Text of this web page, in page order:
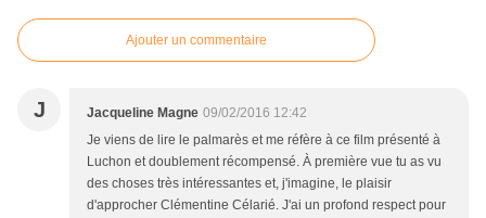
Ajouter un commentaire
J Jacqueline Magne 09/02/2016 12:42
Je viens de lire le palmarès et me réfère à ce film présenté à
Luchon et doublement récompensé. À première vue tu as vu
des choses très intéressantes et, j'imagine, le plaisir
d'approcher Clémentine Célarié. J'ai un profond respect pour